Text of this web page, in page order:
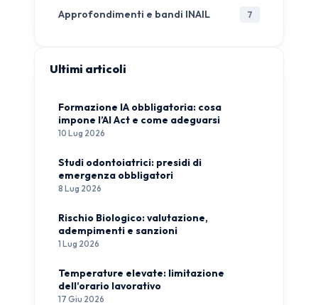
Approfondimenti e bandi INAIL 7
Ultimi articoli
Formazione IA obbligatoria: cosa
impone l’AI Act e come adeguarsi
10 Lug 2026
Studi odontoiatrici: presidi di
emergenza obbligatori
8 Lug 2026
Rischio Biologico: valutazione,
adempimenti e sanzioni
1 Lug 2026
Temperature elevate: limitazione
dell’orario lavorativo
17 Giu 2026